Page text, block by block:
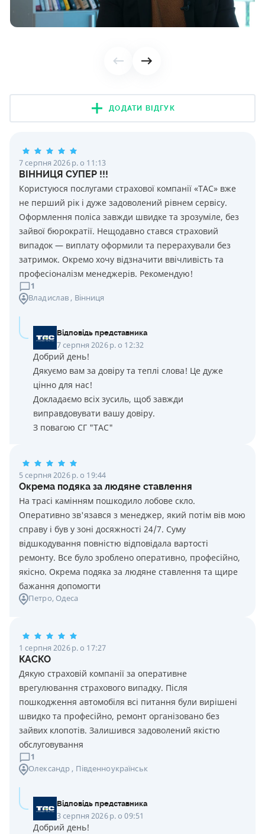
ДОДАТИ ВІДГУК
7 серпня 2026 р. о 11:13
ВІННИЦЯ СУПЕР !!!
Користуюся послугами страхової компанії «ТАС» вже
не перший рік і дуже задоволений рівнем сервісу.
Оформлення поліса завжди швидке та зрозуміле, без
зайвої бюрократії. Нещодавно стався страховий
випадок — виплату оформили та перерахували без
затримок. Окремо хочу відзначити ввічливість та
професіоналізм менеджерів. Рекомендую!
1
Владислав , Вінниця
Відповідь представника
7 серпня 2026 р. о 12:32
Добрий день!
Дякуємо вам за довіру та теплі слова! Це дуже
цінно для нас!
Докладаємо всіх зусиль, щоб завжди
виправдовувати вашу довіру.
З повагою СГ "ТАС"
5 серпня 2026 р. о 19:44
Окрема подяка за людяне ставлення
На трасі камінням пошкодило лобове скло.
Оперативно зв'язався з менеджер, який потім вів мою
справу і був у зоні досяжності 24/7. Суму
відшкодування повністю відповідала вартості
ремонту. Все було зроблено оперативно, професійно,
якісно. Окрема подяка за людяне ставлення та щире
бажання допомогти
Петро, Одеса
1 серпня 2026 р. о 17:27
КАСКО
Дякую страховій компанії за оперативне
врегулювання страхового випадку. Після
пошкодження автомобіля всі питання були вирішені
швидко та професійно, ремонт організовано без
зайвих клопотів. Залишився задоволений якістю
обслуговування
1
Олександр , Південноукраїнськ
Відповідь представника
3 серпня 2026 р. о 09:51
Добрий день!